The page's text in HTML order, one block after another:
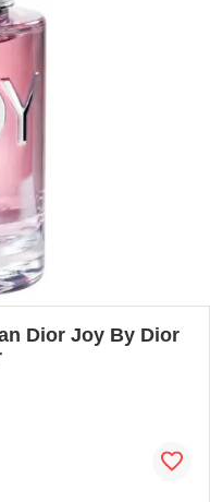
Dior Joy By Dior